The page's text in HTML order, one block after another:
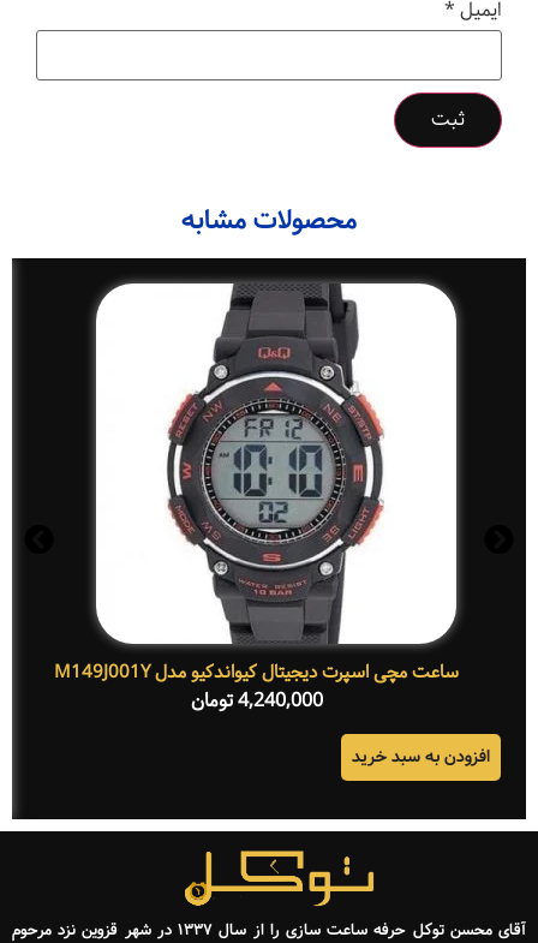
ایمیل *
محصولات مشابه
ساعت مچی اسپرت دیجیتال کیواندکیو مدل M149J001Y
4,240,000تومان
افزودن به سبد خرید
آقای محسن توکل حرفه ساعت سازی را از سال ۱۳۳۷ در شهر قزوین نزد مرحوم